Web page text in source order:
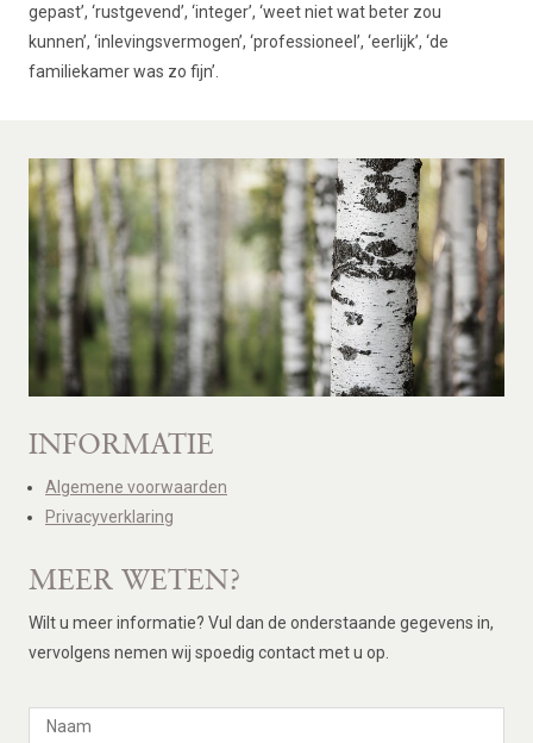
gepast’, ‘rustgevend’, ‘integer’, ‘weet niet wat beter zou
kunnen’, ‘inlevingsvermogen’, ‘professioneel’, ‘eerlijk’, ‘de
familiekamer was zo fijn’.
INFORMATIE
Algemene voorwaarden
Privacyverklaring
MEER WETEN?
Wilt u meer informatie? Vul dan de onderstaande gegevens in,
vervolgens nemen wij spoedig contact met u op.